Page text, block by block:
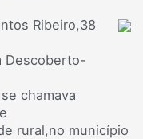
Ribeiro,38
Descoberto-
chamava
rural,no município